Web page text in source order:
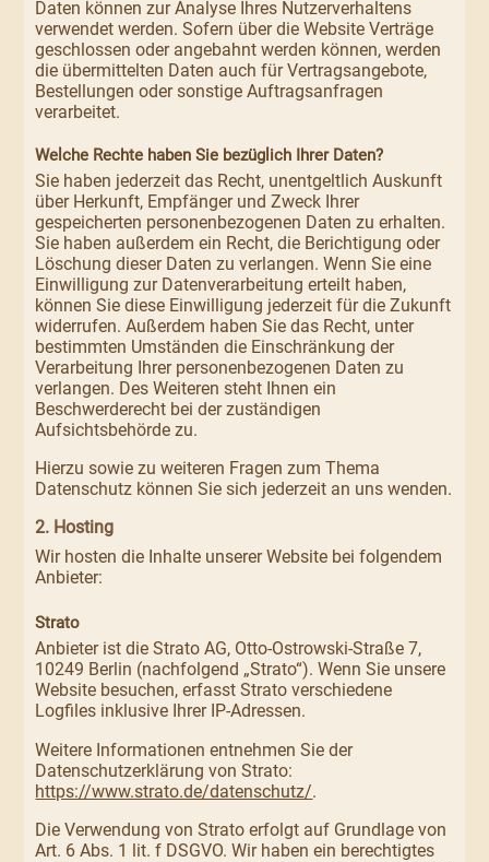
Daten können zur Analyse Ihres Nutzerverhaltens
verwendet werden. Sofern über die Website Verträge
geschlossen oder angebahnt werden können, werden
die übermittelten Daten auch für Vertragsangebote,
Bestellungen oder sonstige Auftragsanfragen
verarbeitet.
Welche Rechte haben Sie bezüglich Ihrer Daten?
Sie haben jederzeit das Recht, unentgeltlich Auskunft
über Herkunft, Empfänger und Zweck Ihrer
gespeicherten personenbezogenen Daten zu erhalten.
Sie haben außerdem ein Recht, die Berichtigung oder
Löschung dieser Daten zu verlangen. Wenn Sie eine
Einwilligung zur Datenverarbeitung erteilt haben,
können Sie diese Einwilligung jederzeit für die Zukunft
widerrufen. Außerdem haben Sie das Recht, unter
bestimmten Umständen die Einschränkung der
Verarbeitung Ihrer personenbezogenen Daten zu
verlangen. Des Weiteren steht Ihnen ein
Beschwerderecht bei der zuständigen
Aufsichtsbehörde zu.
Hierzu sowie zu weiteren Fragen zum Thema
Datenschutz können Sie sich jederzeit an uns wenden.
2. Hosting
Wir hosten die Inhalte unserer Website bei folgendem
Anbieter:
Strato
Anbieter ist die Strato AG, Otto-Ostrowski-Straße 7,
10249 Berlin (nachfolgend „Strato“). Wenn Sie unsere
Website besuchen, erfasst Strato verschiedene
Logfiles inklusive Ihrer IP-Adressen.
Weitere Informationen entnehmen Sie der
Datenschutzerklärung von Strato:
https://www.strato.de/datenschutz/.
Die Verwendung von Strato erfolgt auf Grundlage von
Art. 6 Abs. 1 lit. f DSGVO. Wir haben ein berechtigtes